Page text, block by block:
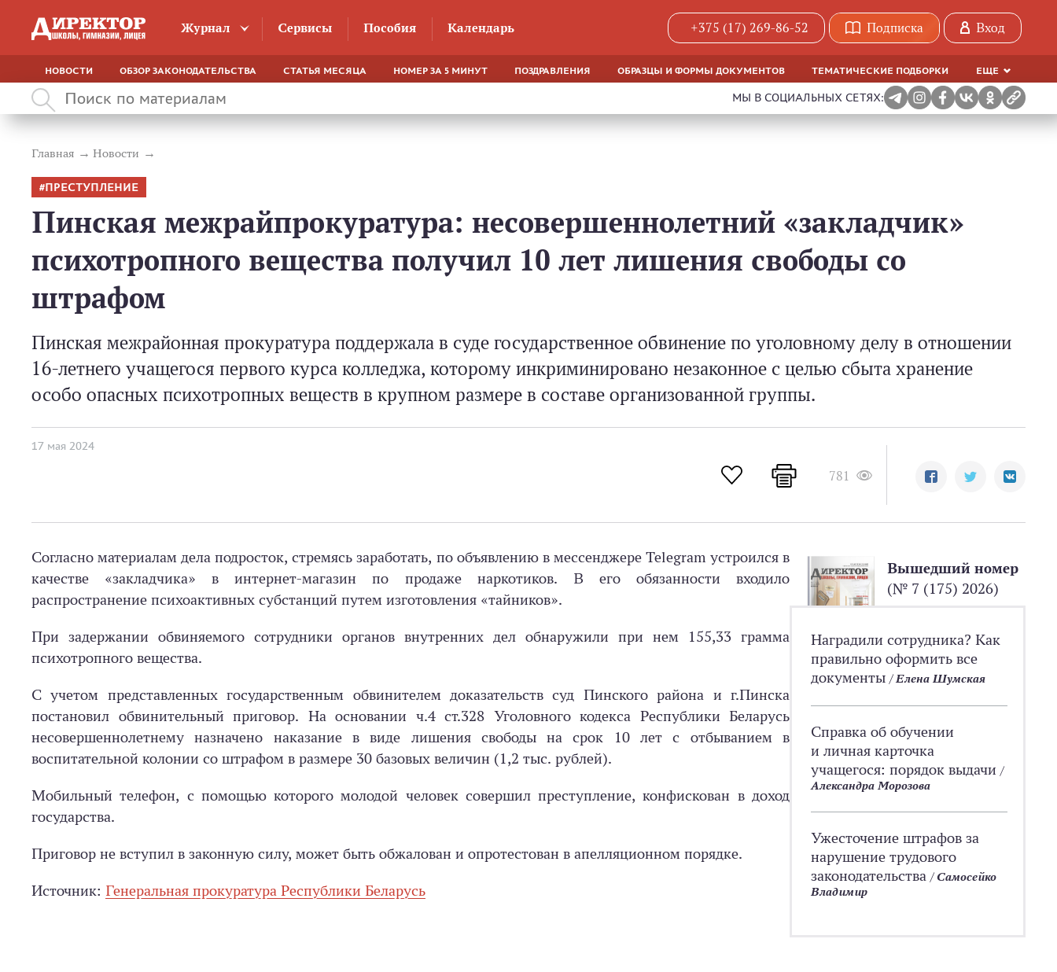
Журнал Сервисы Пособия Календарь +375 (17) 269-86-52 Подписка Вход
НОВОСТИ ОБЗОР ЗАКОНОДАТЕЛЬСТВА СТАТЬЯ МЕСЯЦА НОМЕР ЗА 5 МИНУТ ПОЗДРАВЛЕНИЯ ОБРАЗЦЫ И ФОРМЫ ДОКУМЕНТОВ ТЕМАТИЧЕСКИЕ ПОДБОРКИ ЕЩЕ
МЫ В СОЦИАЛЬНЫХ СЕТЯХ:
Главная Новости
ПРЕСТУПЛЕНИЕ
Пинская межрайпрокуратура: несовершеннолетний «закладчик»
психотропного вещества получил 10 лет лишения свободы со
штрафом
Пинская межрайонная прокуратура поддержала в суде государственное обвинение по уголовному делу в отношении
16-летнего учащегося первого курса колледжа, которому инкриминировано незаконное с целью сбыта хранение
особо опасных психотропных веществ в крупном размере в составе организованной группы.
17 мая 2024
781
Согласно материалам дела подросток, стремясь заработать, по объявлению в мессенджере Telegram устроился в
качестве «закладчика» в интернет-магазин по продаже наркотиков. В его обязанности входило
распространение психоактивных субстанций путем изготовления «тайников».
При задержании обвиняемого сотрудники органов внутренних дел обнаружили при нем 155,33 грамма
психотропного вещества.
С учетом представленных государственным обвинителем доказательств суд Пинского района и г.Пинска
постановил обвинительный приговор. На основании ч.4 ст.328 Уголовного кодекса Республики Беларусь
несовершеннолетнему назначено наказание в виде лишения свободы на срок 10 лет с отбыванием в
воспитательной колонии со штрафом в размере 30 базовых величин (1,2 тыс. рублей).
Мобильный телефон, с помощью которого молодой человек совершил преступление, конфискован в доход
государства.
Приговор не вступил в законную силу, может быть обжалован и опротестован в апелляционном порядке.
Источник: Генеральная прокуратура Республики Беларусь
Вышедший номер
(№ 7 (175) 2026)
Наградили сотрудника? Как
правильно оформить все
документы /Елена Шумская
Справка об обучении
и личная карточка
учащегося: порядок выдачи /
Александра Морозова
Ужесточение штрафов за
нарушение трудового
законодательства /Самосейко
Владимир